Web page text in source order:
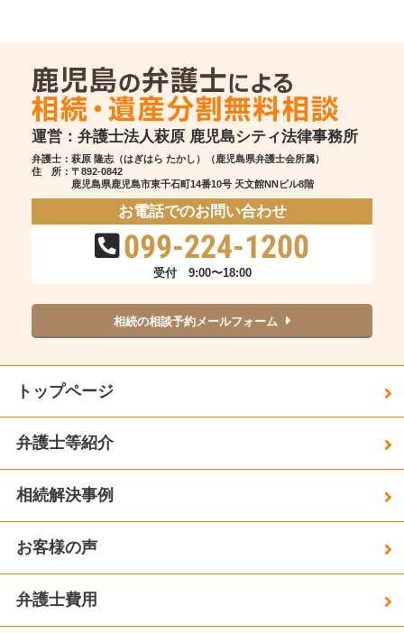
運営：弁護士法人萩原 鹿児島シティ法律事務所
弁護士：萩原 隆志（はぎはら たかし）（鹿児島県弁護士会所属）
住 所： 〒892-0842
鹿児島県鹿児島市東千石町14番10号 天文館NNビル8階
お電話でのお問い合わせ
099-224-1200
受付 9:00〜18:00
相続の相談予約メールフォーム
トップページ
弁護士等紹介
相続解決事例
お客様の声
弁護士費用